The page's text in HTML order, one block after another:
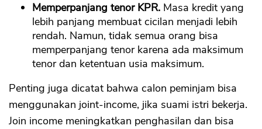
Memperpanjang tenor KPR. Masa kredit yang
lebih panjang membuat cicilan menjadi lebih
rendah. Namun, tidak semua orang bisa
memperpanjang tenor karena ada maksimum
tenor dan ketentuan usia maksimum.
Penting juga dicatat bahwa calon peminjam bisa
menggunakan joint-income, jika suami istri bekerja.
Join income meningkatkan penghasilan dan bisa